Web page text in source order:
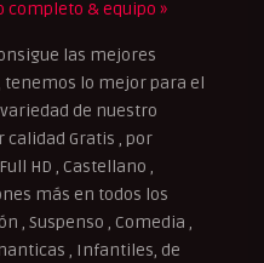
completo & equipo »
las mejores
tenemos lo mejor para el
de nuestro
Gratis , por
HD , Castellano ,
más en todos los
, Suspenso , Comedia ,
, Infantiles, de